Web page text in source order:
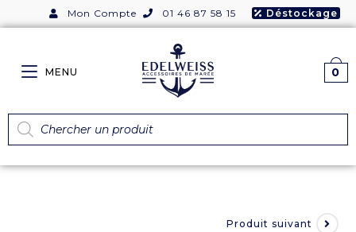
Mon Compte 01 46 87 58 15 Déstockage
MENU 0
Produit suivant